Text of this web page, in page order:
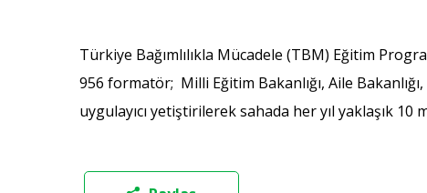
Türkiye Bağımlılıkla Mücadele (TBM) Eğitim
956 formatör; Milli Eğitim Bakanlığı, Aile
uygulayıcı yetiştirilerek sahada her yıl yaklaşık